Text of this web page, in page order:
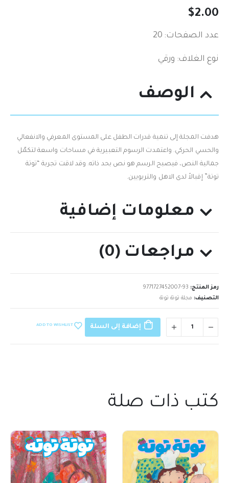
$2.00
عدد الصفحات: 20
نوع الغلاف: ورقي
الوصف
هدفت المجلة إلى تنمية قدرات الطفل على المستوى المعرفي والانفعالي
والحسي الحركي. واعتمدت الرسوم التعبيرية في مساحات واسعة لتكمّل
جمالية النص، فيصبح الرسم هو نص بحد ذاته. وقد لاقت تجربة “توتة
توتة” إقبالاً لدى الاهل والتربويين.
معلومات إضافية
مراجعات (0)
رمز المنتج: 9771727452007-93
التصنيف: مجلة توتة توتة
إضافة إلى السلة ADD TO WISHLIST
كتب ذات صلة